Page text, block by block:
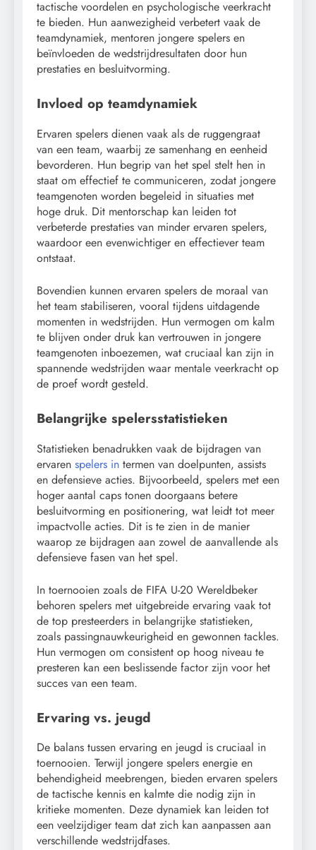
tactische voordelen en psychologische veerkracht
te bieden. Hun aanwezigheid verbetert vaak de
teamdynamiek, mentoren jongere spelers en
beïnvloeden de wedstrijdresultaten door hun
prestaties en besluitvorming.
Invloed op teamdynamiek
Ervaren spelers dienen vaak als de ruggengraat
van een team, waarbij ze samenhang en eenheid
bevorderen. Hun begrip van het spel stelt hen in
staat om effectief te communiceren, zodat jongere
teamgenoten worden begeleid in situaties met
hoge druk. Dit mentorschap kan leiden tot
verbeterde prestaties van minder ervaren spelers,
waardoor een evenwichtiger en effectiever team
ontstaat.
Bovendien kunnen ervaren spelers de moraal van
het team stabiliseren, vooral tijdens uitdagende
momenten in wedstrijden. Hun vermogen om kalm
te blijven onder druk kan vertrouwen in jongere
teamgenoten inboezemen, wat cruciaal kan zijn in
spannende wedstrijden waar mentale veerkracht op
de proef wordt gesteld.
Belangrijke spelersstatistieken
Statistieken benadrukken vaak de bijdragen van
ervaren spelers in termen van doelpunten, assists
en defensieve acties. Bijvoorbeeld, spelers met een
hoger aantal caps tonen doorgaans betere
besluitvorming en positionering, wat leidt tot meer
impactvolle acties. Dit is te zien in de manier
waarop ze bijdragen aan zowel de aanvallende als
defensieve fasen van het spel.
In toernooien zoals de FIFA U-20 Wereldbeker
behoren spelers met uitgebreide ervaring vaak tot
de top presteerders in belangrijke statistieken,
zoals passingnauwkeurigheid en gewonnen tackles.
Hun vermogen om consistent op hoog niveau te
presteren kan een beslissende factor zijn voor het
succes van een team.
Ervaring vs. jeugd
De balans tussen ervaring en jeugd is cruciaal in
toernooien. Terwijl jongere spelers energie en
behendigheid meebrengen, bieden ervaren spelers
de tactische kennis en kalmte die nodig zijn in
kritieke momenten. Deze dynamiek kan leiden tot
een veelzijdiger team dat zich kan aanpassen aan
verschillende wedstrijdfases.